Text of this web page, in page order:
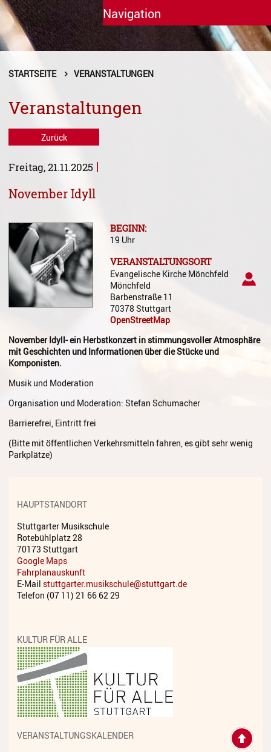
Navigation
Unterricht
Fächer A - Z
Instrumentenkarussell
Komposition
Musikproduktion, DJing und
Recording
Musiktheater - Stage
Coaching
MuM - Musikunterricht für
RockPopJazz
Standorte
Ermäßigungen
Fördermöglichkeiten
Mietinstrumente
STARTSEITE VERANSTALTUNGEN
Veranstaltungen
Zurück
Freitag, 21.11.2025 |
November Idyll
BEGINN:
19 Uhr
VERANSTALTUNGSORT
Evangelische Kirche Mönchfeld
Mönchfeld
Barbenstraße 11
70378 Stuttgart
OpenStreetMap
November Idyll- ein Herbstkonzert in stimmungsvoller Atmosphäre
mit Geschichten und Informationen über die Stücke und
Komponisten.
Musik und Moderation
Organisation und Moderation: Stefan Schumacher
Barrierefrei, Eintritt frei
(Bitte mit öffentlichen Verkehrsmitteln fahren, es gibt sehr wenig
Parkplätze)
HAUPTSTANDORT
Stuttgarter Musikschule
Rotebühlplatz 28
70173 Stuttgart
Google Maps
Fahrplanauskunft
E-Mail stuttgarter.musikschule@stuttgart.de
Telefon (07 11) 21 66 62 29
KULTUR FÜR ALLE
VERANSTALTUNGSKALENDER